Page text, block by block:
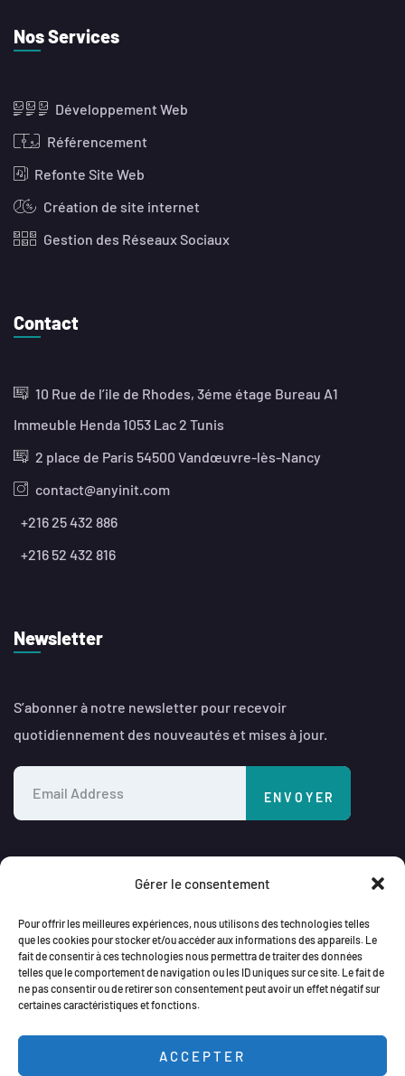
Gérer le consentement
Pour offrir les meilleures expériences, nous utilisons des technologies telles
que les cookies pour stocker et/ou accéder aux informations des appareils. Le
fait de consentir à ces technologies nous permettra de traiter des données
telles que le comportement de navigation ou les ID uniques sur ce site. Le fait de
ne pas consentir ou de retirer son consentement peut avoir un effet négatif sur
certaines caractéristiques et fonctions.
ACCEPTER
Nos Services
Développement Web
Référencement
Refonte Site Web
Création de site internet
Gestion des Réseaux Sociaux
Contact
10 Rue de l’ile de Rhodes, 3éme étage Bureau A1
Immeuble Henda 1053 Lac 2 Tunis
2 place de Paris 54500 Vandœuvre-lès-Nancy
contact@anyinit.com
+216 25 432 886
+216 52 432 816
Newsletter
S’abonner à notre newsletter pour recevoir
quotidiennement des nouveautés et mises à jour.
©2026Any In IT. Tous droits réservés.
Développement web, IA et solutions digitales.
Nous utilisons des cookies pour vous offrir la meilleure